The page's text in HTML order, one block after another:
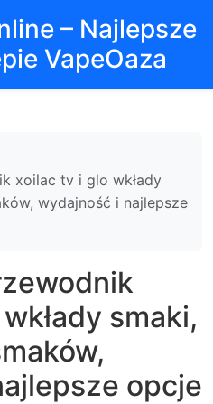
– Najlepsze
VapeOaza
xoilac tv i glo wkłady
wydajność i najlepsze
smaki,
opcje